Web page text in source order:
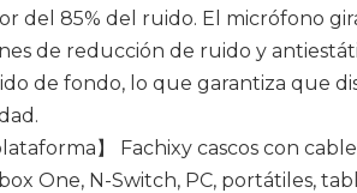
del 85% del ruido. El micrófono
de reducción de ruido y
de fondo, lo que garantiza que
】 Fachixy cascos con
One, N-Switch, PC, portátiles,